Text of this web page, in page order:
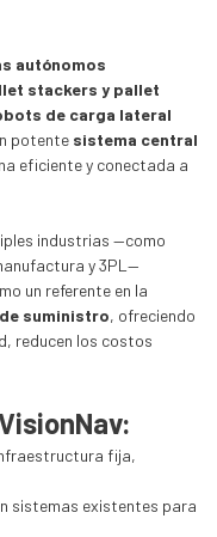
autónomos
stackers y pallet
de carga lateral
potente sistema central
eficiente y conectada a
industrias —como
y 3PL—
un referente en la
suministro, ofreciendo
reducen los costos
fija,
sistemas existentes para